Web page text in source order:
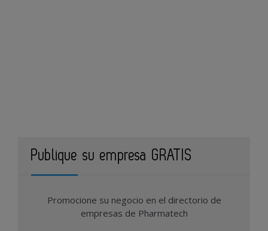
Publique su empresa GRATIS
Promocione su negocio en el directorio de
empresas de Pharmatech